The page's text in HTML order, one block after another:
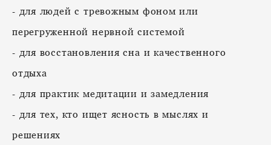
- для людей с тревожным фоном или
перегруженной нервной системой
- для восстановления сна и качественного
отдыха
- для практик медитации и замедления
- для тех, кто ищет ясность в мыслях и
решениях